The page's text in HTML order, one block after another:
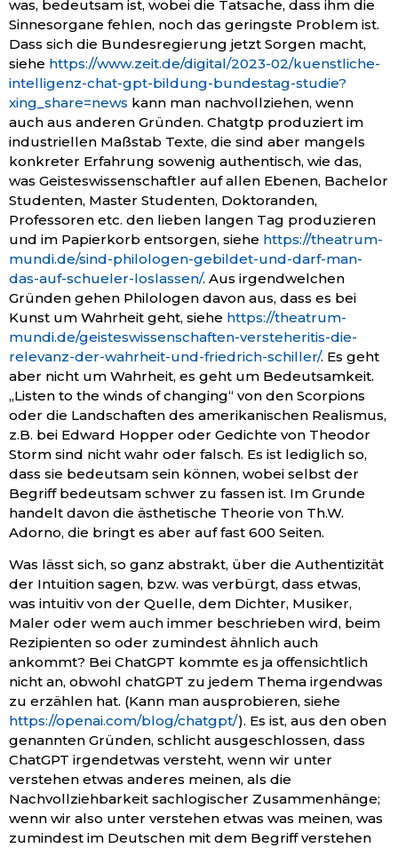
was, bedeutsam ist, wobei die Tatsache, dass ihm die
Sinnesorgane fehlen, noch das geringste Problem ist.
Dass sich die Bundesregierung jetzt Sorgen macht,
siehe https://www.zeit.de/digital/2023-02/kuenstliche-
intelligenz-chat-gpt-bildung-bundestag-studie?
xing_share=news kann man nachvollziehen, wenn
auch aus anderen Gründen. Chatgtp produziert im
industriellen Maßstab Texte, die sind aber mangels
konkreter Erfahrung sowenig authentisch, wie das,
was Geisteswissenschaftler auf allen Ebenen, Bachelor
Studenten, Master Studenten, Doktoranden,
Professoren etc. den lieben langen Tag produzieren
und im Papierkorb entsorgen, siehe https://theatrum-
mundi.de/sind-philologen-gebildet-und-darf-man-
das-auf-schueler-loslassen/. Aus irgendwelchen
Gründen gehen Philologen davon aus, dass es bei
Kunst um Wahrheit geht, siehe https://theatrum-
mundi.de/geisteswissenschaften-versteheritis-die-
relevanz-der-wahrheit-und-friedrich-schiller/. Es geht
aber nicht um Wahrheit, es geht um Bedeutsamkeit.
„Listen to the winds of changing“ von den Scorpions
oder die Landschaften des amerikanischen Realismus,
z.B. bei Edward Hopper oder Gedichte von Theodor
Storm sind nicht wahr oder falsch. Es ist lediglich so,
dass sie bedeutsam sein können, wobei selbst der
Begriff bedeutsam schwer zu fassen ist. Im Grunde
handelt davon die ästhetische Theorie von Th.W.
Adorno, die bringt es aber auf fast 600 Seiten.
Was lässt sich, so ganz abstrakt, über die Authentizität
der Intuition sagen, bzw. was verbürgt, dass etwas,
was intuitiv von der Quelle, dem Dichter, Musiker,
Maler oder wem auch immer beschrieben wird, beim
Rezipienten so oder zumindest ähnlich auch
ankommt? Bei ChatGPT kommte es ja offensichtlich
nicht an, obwohl chatGPT zu jedem Thema irgendwas
zu erzählen hat. (Kann man ausprobieren, siehe
https://openai.com/blog/chatgpt/). Es ist, aus den oben
genannten Gründen, schlicht ausgeschlossen, dass
ChatGPT irgendetwas versteht, wenn wir unter
verstehen etwas anderes meinen, als die
Nachvollziehbarkeit sachlogischer Zusammenhänge;
wenn wir also unter verstehen etwas was meinen, was
zumindest im Deutschen mit dem Begriff verstehen